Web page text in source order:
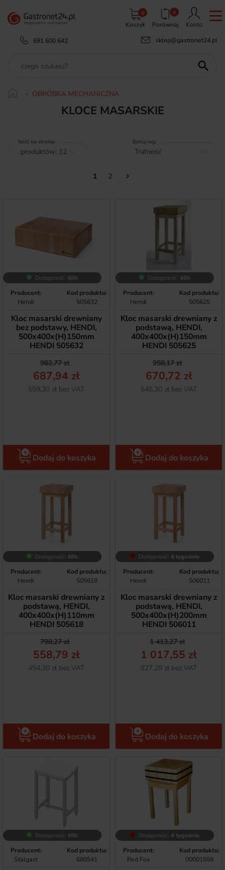
Koszyk
0 0
Porównaj
Konto
691 600 642
sklep@gastronet24.pl

OBRÓBKA MECHANICZNA
KLOCE MASARSKIE
Ilość na stronie: Sortuj wg:
1 2 Następny

Dostępność: 48h
Producent:
Hendi
Kod produktu:
505632
Kloc masarski drewniany
bez podstawy, HENDI,
500x400x(H)150mm
HENDI 505632
Cena podstawowa
982,77 zł
Cena
687,94 zł
Netto
559,30 zł bez VAT
Dodaj do koszyka
Dostępność: 48h
Producent:
Hendi
Kod produktu:
505625
Kloc masarski drewniany z
podstawą, HENDI,
400x400x(H)150mm
HENDI 505625
Cena
958,17 zł
Cena
670,72 zł
Netto
545,30 zł bez VAT
Dodaj do koszyka
Dostępność: 48h
Producent:
Hendi
Kod produktu:
505618
Kloc masarski drewniany z
podstawą, HENDI,
400x400x(H)110mm
HENDI 505618
Cena podstawowa
798,27 zł
Cena
558,79 zł
Netto
454,30 zł bez VAT
Dodaj do koszyka
Dostępność: 4 tygodnie
Producent:
Hendi
Kod produktu:
506011
Kloc masarski drewniany z
podstawą, HENDI,
500x400x(H)200mm
HENDI 506011
Cena
1 413,27 zł
Cena
1 017,55 zł
Netto
827,28 zł bez VAT
Dodaj do koszyka
Dostępność: 48h
Producent:
Stalgast
Kod produktu:
680541
Dostępność: 4 tygodnie
Producent:
Red Fox
Kod produktu:
00001559